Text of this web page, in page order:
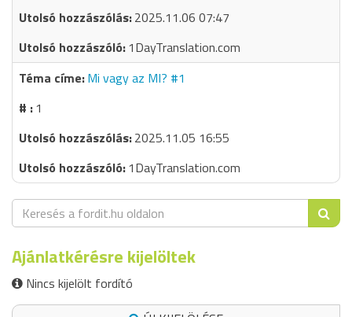
2025.11.06 07:47
1DayTranslation.com
Mi vagy az MI? #1
1
2025.11.05 16:55
1DayTranslation.com
Ajánlatkérésre kijelöltek
Nincs kijelölt fordító